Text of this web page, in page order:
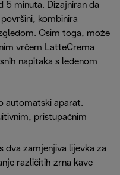
5 minuta. Dizajniran da
kombinira
Osim toga, može
vrčem LatteCrema
napitaka s ledenom
automatski aparat.
pristupačnim
dva zamjenjiva lijevka za
različitih zrna kave